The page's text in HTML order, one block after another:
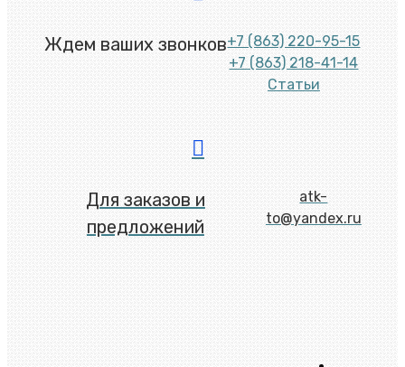
Ждем ваших звонков+7 (863) 220-95-15
+7 (863) 218-41-14
Статьи
Для заказов и
предложений
atk-
to@yandex.ru